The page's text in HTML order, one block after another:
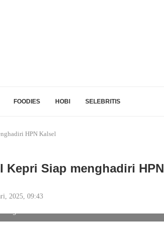
FOODIES HOBI SELEBRITIS
HPN Kalsel
Kepri Siap menghadiri HPN
2025, 09:43